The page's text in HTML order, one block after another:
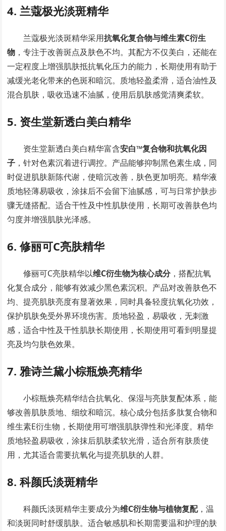
4. 兰蔻极光淡斑精华
兰蔻极光淡斑精华采用抗氧化复合物与维生素C衍生
物 ，专注于改善斑点及肤色不均。其配方不仅美白，还能在
一定程度上增强肌肤抵抗氧化压力的能力，长期使用有助于
减缓光老化带来的色斑和暗沉。质地轻盈柔滑，适合油性及
混合肌肤，吸收迅速不油腻，使用后肌肤感觉清爽柔软。
5. 资生堂新透白美白精华
资生堂新透白美白精华富含安白™复合物和抗氧化因
子 ，针对色素沉着进行调控。产品能够抑制黑色素生成，同
时促进肌肤新陈代谢，使暗沉改善，肤色更加明亮。精华液
质地轻薄易吸收，涂抹后不会留下油腻感，可与日常护肤步
骤无缝搭配。适合干性及中性肌肤使用，长期可改善肤色均
匀度并增强肌肤光泽感。
6. 修丽可C亮肤精华
修丽可C亮肤精华以维C衍生物为核心成分，搭配抗氧
化复合成分，能够有效减少黑色素沉积。产品对改善肤色不
均、提亮肌肤亮度有显著效果，同时具备轻度抗氧化功效，
保护肌肤免受外界环境伤害。质地轻盈，易吸收，无刺激
感，适合中性及干性肌肤长期使用，长期使用可看到明显提
亮及均匀肤色效果。
7. 雅诗兰黛小棕瓶焕亮精华
小棕瓶焕亮精华结合抗氧化、保湿与亮肤复配体系，能
够改善肌肤质地、细纹和暗沉。核心成分包括多肽复合物和
维生素E衍生物，长期使用可增强肌肤弹性和光泽度。精华
质地轻盈易吸收，涂抹后肌肤柔软光滑，适合所有肤质使
用，尤其适合需要抗氧化与提亮肌肤的人群。
8. 科颜氏淡斑精华
科颜氏淡斑精华主要成分为维C衍生物与植物复配，温
和淡斑同时舒缓肌肤。适合敏感肌和长期需要温和护理的肤